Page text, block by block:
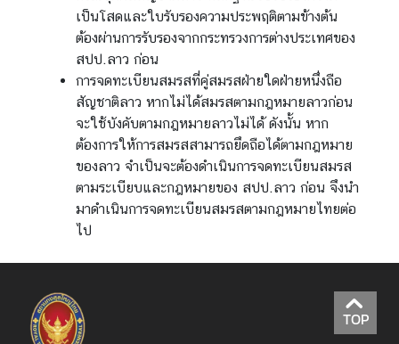
จ
เป็นโสดและใบรับรองความประพฤติตามข้างต้น
ต้องผ่านการรับรองจากกระทรวงการต่างประเทศของ
สปป.ลาว ก่อน
การจดทะเบียนสมรสที่คู่สมรสฝ่ายใดฝ่ายหนึ่งถือ
สัญชาติลาว หากไม่ได้สมรสตามกฎหมายลาวก่อน
จะใช้บังคับตามกฎหมายลาวไม่ได้ ดังนั้น หาก
ต้องการให้การสมรสสามารถยึดถือได้ตามกฎหมาย
ของลาว จำเป็นจะต้องดำเนินการจดทะเบียนสมรส
ตามระเบียบและกฎหมายของ สปป.ลาว ก่อน จึงนำ
มาดำเนินการจดทะเบียนสมรสตามกฎหมายไทยต่อ
ไป
TOP